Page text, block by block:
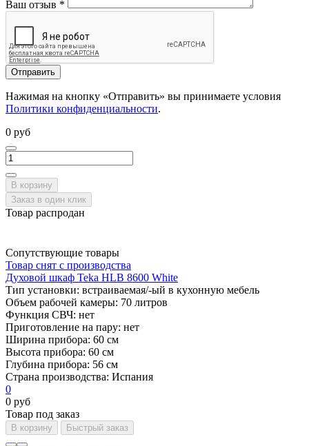
Ваш отзыв *
Отправить
Нажимая на кнопку «Отправить» вы принимаете условия
Политики конфиденциальности.
0 руб
В корзину
Заказ в один клик
Товар распродан
Сопутствующие товары
Товар снят с производства
Духовой шкаф Teka HLB 8600 White
Тип установки: встраиваемая/-ый в кухонную мебель
Объем рабочей камеры: 70 литров
Функция СВЧ: нет
Приготовление на пару: нет
Ширина прибора: 60 см
Высота прибора: 60 см
Глубина прибора: 56 см
Страна производства: Испания
0
0 руб
Товар под заказ
В корзину Быстрый заказ